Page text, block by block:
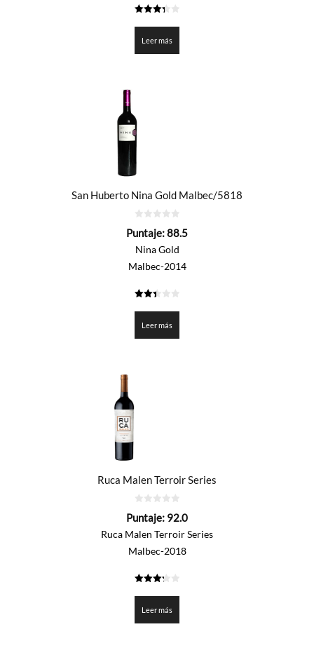
Leer más
San Huberto Nina Gold Malbec/5818
de
Puntaje:88.5
Nina Gold
Malbec-2014
de 5
Leer más
Ruca Malen Terroir Series
de
Puntaje: 92.0
Ruca Malen Terroir Series
Malbec-2018
de 5
Leer más